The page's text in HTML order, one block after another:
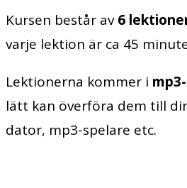
Kursen består av6
varje lektion är ca 45
Lektionerna kommer i
lätt kan överföra dem till
dator, mp3-spelare etc.